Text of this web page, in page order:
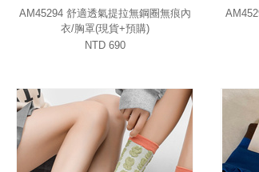
AM45294 舒適透氣提拉無鋼圈無痕內
衣/胸罩(現貨+預購)
NTD 690